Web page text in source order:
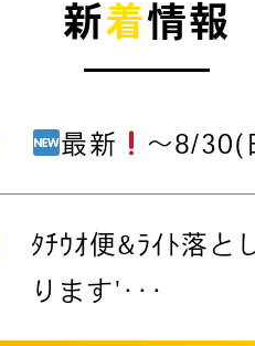
新着情報
最新 ～8/30(
ﾀﾁｳｵ便&ﾗｲﾄ落と
ります'･･･